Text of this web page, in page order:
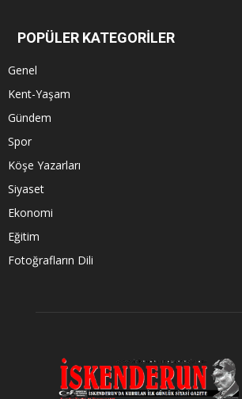
POPÜLER KATEGORİLER
Genel
Kent-Yaşam
Gündem
Spor
Köşe Yazarları
Siyaset
Ekonomi
Eğitim
Fotoğrafların Dili